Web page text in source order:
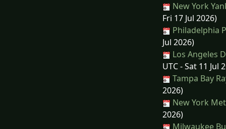
New York
Fri 17 Jul 2026)
Philadelphia
Jul 2026)
Los Angeles
UTC - Sat 11 Jul
Tampa Bay
2026)
New York
2026)
Milwaukee